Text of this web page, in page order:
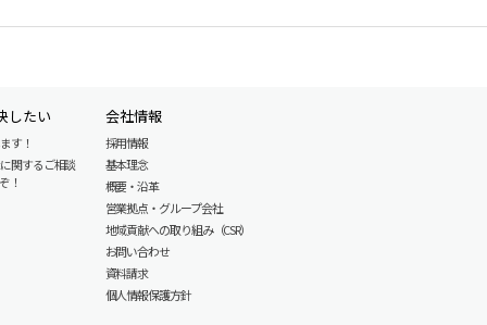
したい
す！
関するご相談
！
会社情報
採用情報
基本理念
概要・沿革
営業拠点・グループ会社
地域貢献への取り組み（CSR）
お問い合わせ
資料請求
個人情報保護方針